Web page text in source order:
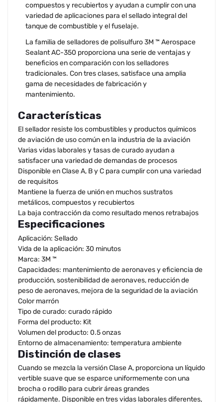
compuestos y recubiertos y ayudan a cumplir con una
variedad de aplicaciones para el sellado integral del
tanque de combustible y el fuselaje.
La familia de selladores de polisulfuro 3M ™ Aerospace
Sealant AC-350 proporciona una serie de ventajas y
beneficios en comparación con los selladores
tradicionales. Con tres clases, satisface una amplia
gama de necesidades de fabricación y
mantenimiento.
Características
El sellador resiste los combustibles y productos químicos
de aviación de uso común en la industria de la aviación
Varias vidas laborales y tasas de curado ayudan a
satisfacer una variedad de demandas de procesos
Disponible en Clase A, B y C para cumplir con una variedad
de requisitos
Mantiene la fuerza de unión en muchos sustratos
metálicos, compuestos y recubiertos
La baja contracción da como resultado menos retrabajos
Especificaciones
Aplicación: Sellado
Vida de la aplicación: 30 minutos
Marca: 3M ™
Capacidades: mantenimiento de aeronaves y eficiencia de
producción, sostenibilidad de aeronaves, reducción de
peso de aeronaves, mejora de la seguridad de la aviación
Color marrón
Tipo de curado: curado rápido
Forma del producto: Kit
Volumen del producto: 0.5 onzas
Entorno de almacenamiento: temperatura ambiente
Distinción de clases
Cuando se mezcla la versión Clase A, proporciona un líquido
vertible suave que se esparce uniformemente con una
brocha o rodillo para cubrir áreas grandes
rápidamente. Disponible en tres vidas laborales diferentes,